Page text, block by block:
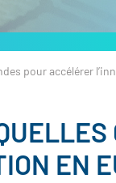
pour accélérer
EN